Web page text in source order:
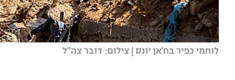
לוחמי כפיר בח'אן יונס | צילום: דובר צה"ל